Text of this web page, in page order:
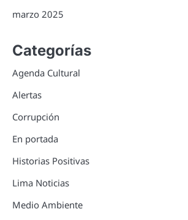
marzo 2025
Categorías
Agenda Cultural
Alertas
Corrupción
En portada
Historias Positivas
Lima Noticias
Medio Ambiente